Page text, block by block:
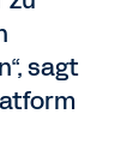
sagt